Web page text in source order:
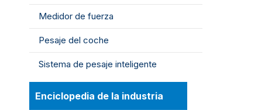
Medidor de fuerza
Pesaje del coche
Sistema de pesaje inteligente
Enciclopedia de la industria